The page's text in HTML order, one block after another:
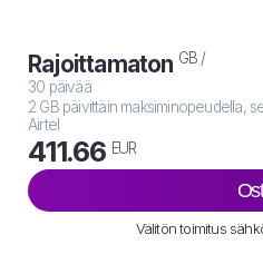
Rajoittamaton GB /
30 päivää
2 GB päivittäin maksiminopeudella,
Airtel
411.66 EUR
Välitön toimitus